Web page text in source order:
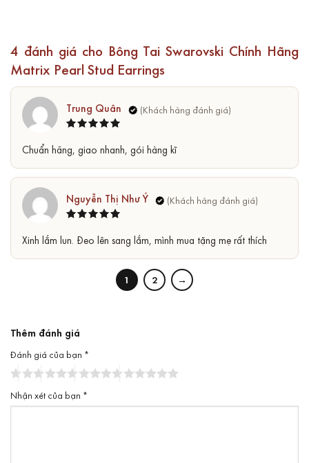
4 đánh giá cho Bông Tai Swarovski Chính Hãng
Matrix Pearl Stud Earrings
hạng 55
sao
Trung Quân
Chuẩn hãng, giao nhanh, gói hàng kĩ
hạng 55
Nguyễn Thị Như Ý
Xinh lắm lun. Đeo lên sang lắm, mình mua tặng mẹ rất thích
1 2 →
Thêm đánh giá
Đánh giá của bạn *
Nhận xét của bạn *